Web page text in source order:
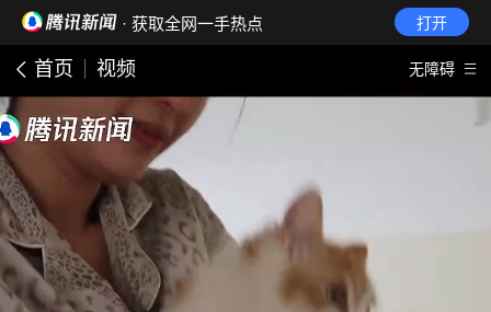
· 获取全网一手热点 打开
首页 视频 无障碍